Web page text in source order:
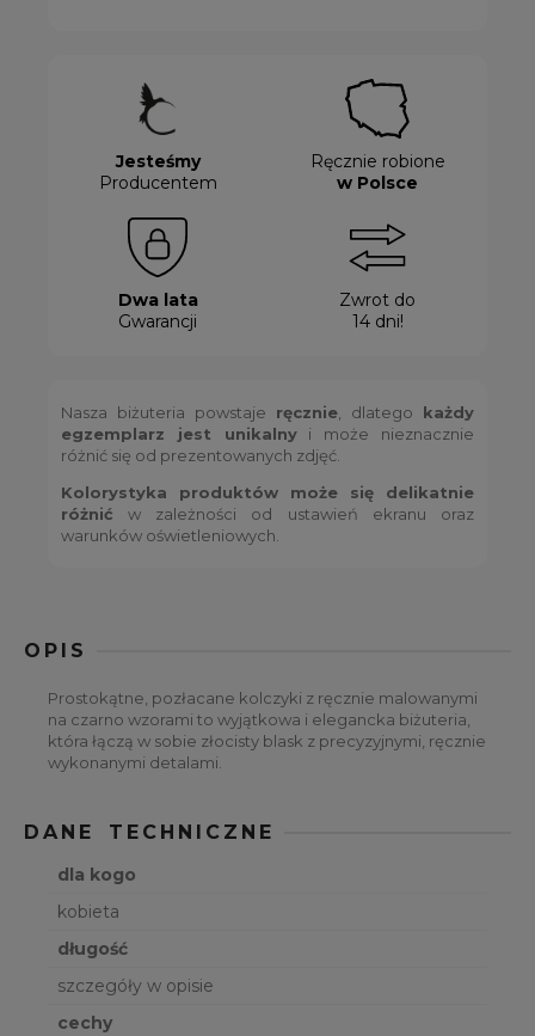
Jesteśmy
Producentem
Ręcznie robione
w Polsce
Dwa lata
Gwarancji
Zwrot do
14 dni!
Nasza biżuteria powstaje ręcznie, dlatego każdy
egzemplarz jest unikalnyi może nieznacznie
różnić się od prezentowanych zdjęć.
Kolorystyka produktów może się delikatnie
różnić w zależności od ustawień ekranu oraz
warunków oświetleniowych.
OPIS
Prostokątne, pozłacane kolczyki z ręcznie malowanymi
na czarno wzorami to wyjątkowa i elegancka biżuteria,
która łączą w sobie złocisty blask z precyzyjnymi, ręcznie
wykonanymi detalami.
DANE TECHNICZNE
dla kogo
kobieta
długość
szczegóły w opisie
cechy